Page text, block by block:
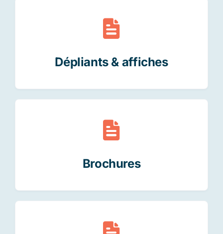
Français
Dépliants & affiches
Brochures